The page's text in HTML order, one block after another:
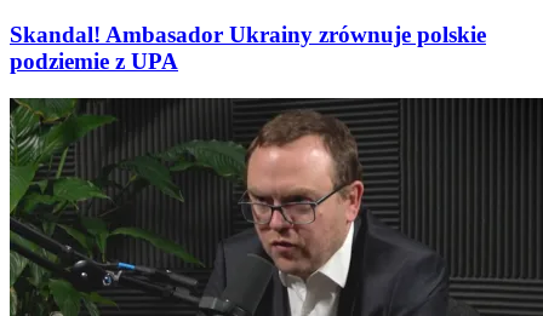
Skandal! Ambasador Ukrainy zrównuje polskie
podziemie z UPA